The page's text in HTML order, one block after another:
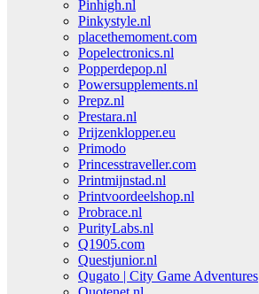
Pinhigh.nl
Pinkystyle.nl
placethemoment.com
Popelectronics.nl
Popperdepop.nl
Powersupplements.nl
Prepz.nl
Prestara.nl
Prijzenklopper.eu
Primodo
Princesstraveller.com
Printmijnstad.nl
Printvoordeelshop.nl
Probrace.nl
PurityLabs.nl
Q1905.com
Questjunior.nl
Qugato | City Game Adventures